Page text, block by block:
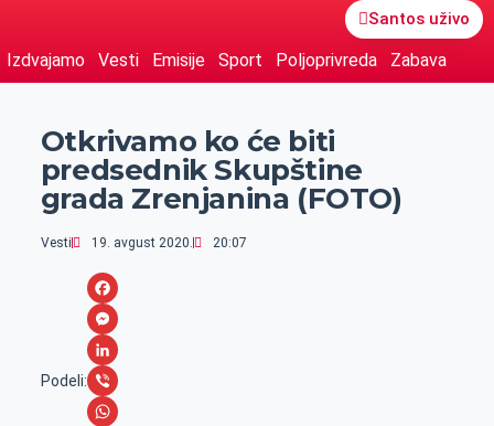
Santos uživo
Izdvajamo Vesti Emisije Sport Poljoprivreda Zabava
Otkrivamo ko će biti
predsednik Skupštine
grada Zrenjanina (FOTO)
Vesti 19. avgust 2020. 20:07
Podeli:
F
a
c
e
M
e
s
L
iV